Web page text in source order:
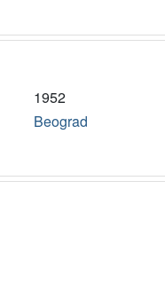
1952
Beograd